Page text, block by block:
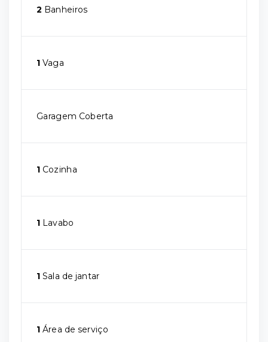
2 Banheiros
1 Vaga
Garagem Coberta
1 Cozinha
1 Lavabo
1 Sala de jantar
1 Área de serviço